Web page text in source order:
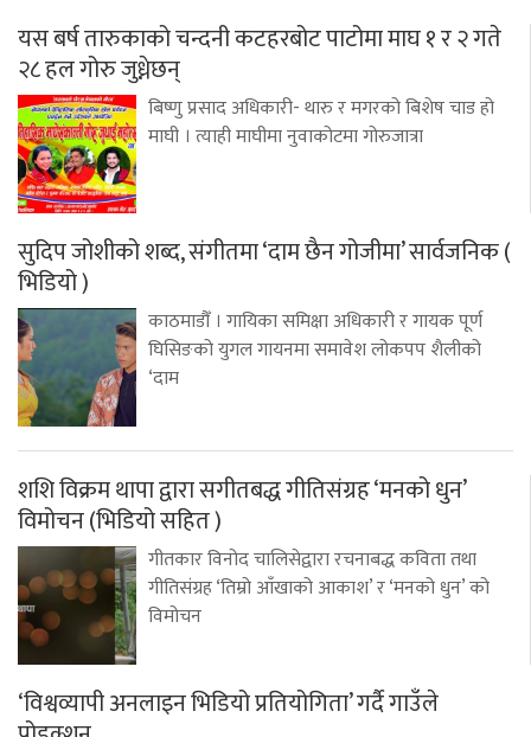
यस बर्ष तारुकाको चन्दनी कटहरबोट पाटोमा माघ १ र २ गते
२८ हल गोरु जुध्नेछन्
बिष्णु प्रसाद अधिकारी- थारु र मगरको बिशेष चाड हो
माघी । त्याही माघीमा नुवाकोटमा गोरुजात्रा
सुदिप जोशीको शब्द, संगीतमा ‘दाम छैन गोजीमा’ सार्वजनिक (
भिडियो )
काठमाडौँ । गायिका समिक्षा अधिकारी र गायक पूर्ण
घिसिङको युगल गायनमा समावेश लोकपप शैलीको
‘दाम
शशि विक्रम थापा द्वारा सगीतबद्ध गीतिसंग्रह ‘मनको धुन’
विमोचन (भिडियो सहित )
गीतकार विनोद चालिसेद्वारा रचनाबद्ध कविता तथा
गीतिसंग्रह ‘तिम्रो आँखाको आकाश’ र ‘मनको धुन’ को
विमोचन
‘विश्वव्यापी अनलाइन भिडियो प्रतियोगिता’ गर्दै गाउँले